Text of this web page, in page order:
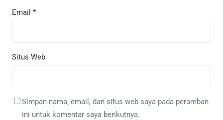
Email *
Situs Web
Simpan nama, email, dan situs web saya pada peramban
ini untuk komentar saya berikutnya.